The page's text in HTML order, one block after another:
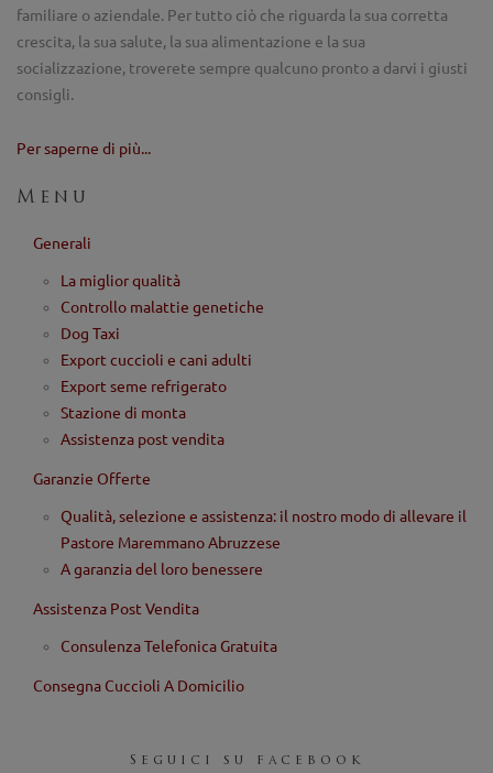
familiare o aziendale. Per tutto ciò che riguarda la sua corretta
crescita, la sua salute, la sua alimentazione e la sua
socializzazione, troverete sempre qualcuno pronto a darvi i giusti
consigli.
Per saperne di più...
Menu
Generali
La miglior qualità
Controllo malattie genetiche
Dog Taxi
Export cuccioli e cani adulti
Export seme refrigerato
Stazione di monta
Assistenza post vendita
Garanzie Offerte
Qualità, selezione e assistenza: il nostro modo di allevare il
Pastore Maremmano Abruzzese
A garanzia del loro benessere
Assistenza Post Vendita
Consulenza Telefonica Gratuita
Consegna Cuccioli A Domicilio
Seguici su facebook